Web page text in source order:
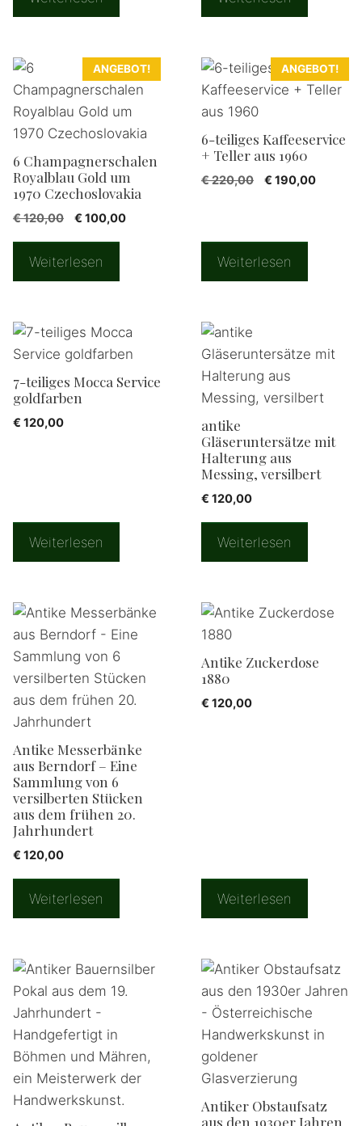
ANGEBOT!
6 Champagnerschalen
Royalblau Gold um
1970 Czechoslovakia
€120,00
Ursprünglicher
€ 100,00Aktueller
Weiterlesen
ANGEBOT!
6-teiliges Kaffeeservice
+ Teller aus 1960
€220,00
Ursprünglicher
€ 190,00
Weiterlesen
7-teiliges Mocca Service
goldfarben
€ 120,00
Weiterlesen
antike
Gläseruntersätze mit
Halterung aus
Messing, versilbert
€ 120,00
Weiterlesen
Antike Messerbänke
aus Berndorf – Eine
Sammlung von 6
versilberten Stücken
aus dem frühen 20.
Jahrhundert
€ 120,00
Weiterlesen
Antike Zuckerdose
1880
€ 120,00
Weiterlesen
Antiker Obstaufsatz
aus den 1930er Jahren